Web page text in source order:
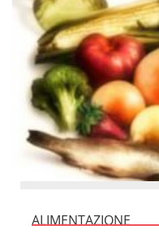
ALIMENTAZIONE